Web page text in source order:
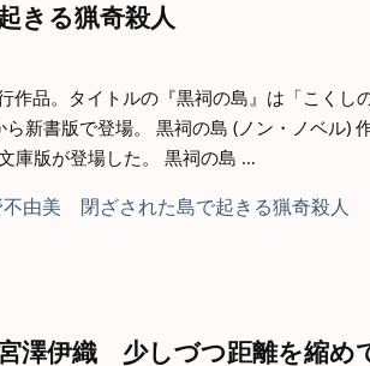
きる猟奇殺人
品。タイトルの『黒祠の島』は「こくし
新書版で登場。 黒祠の島 (ノン・ノベル)
庫版が登場した。 黒祠の島 …
澤伊織 少しづつ距離を縮め